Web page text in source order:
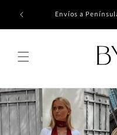
directamente
24 de Envíos a